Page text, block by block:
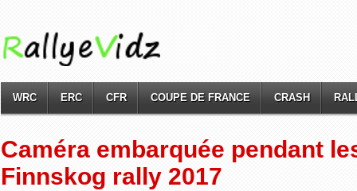
WRC ERC CFR COUPE DE FRANCE CRASH
Caméra embarquée pendant
Finnskog rally 2017